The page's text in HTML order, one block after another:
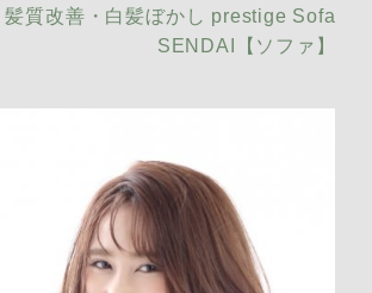
髪質改善・白髪ぼかし prestige Sofa
SENDAI【ソファ】